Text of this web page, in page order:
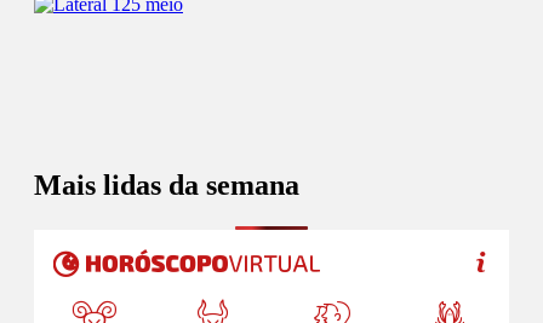
Mais lidas da semana